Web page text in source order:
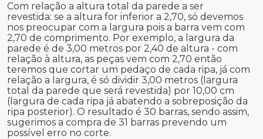
Com relação a altura total da parede a ser
revestida: se a altura for inferior a 2,70, só devemos
nos preocupar com a largura pois a barra vem com
2,70 de comprimento. Por exemplo, a largura da
parede é de 3,00 metros por 2,40 de altura - com
relação à altura, as peças vem com 2,70 então
teremos que cortar um pedaço de cada ripa, já com
relação a largura, é só dividir 3,00 metros (largura
total da parede que será revestida) por 10,00 cm
(largura de cada ripa já abatendo a sobreposição da
ripa posterior). O resultado é 30 barras, sendo assim,
sugerimos a compra de 31 barras prevendo um
possível erro no corte.